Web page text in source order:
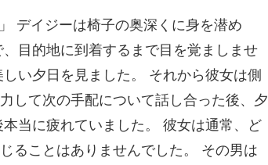
して次の手配について話し合った後、夕
当に疲れていました。 彼女は通常、ど
ることはありませんでした。 その男は